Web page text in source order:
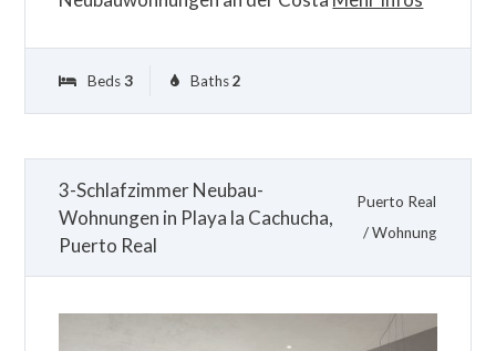
Beds 3 Baths 2
3-Schlafzimmer Neubau-
Wohnungen in Playa la Cachucha,
Puerto Real
Puerto Real
/Wohnung